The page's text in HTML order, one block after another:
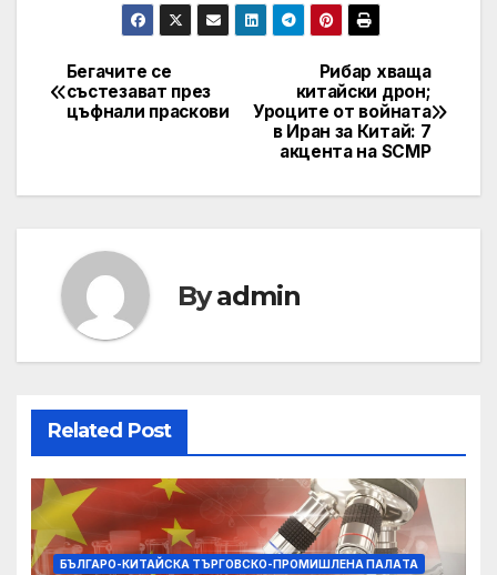
Post
navigation
Рибар хваща
китайски дрон;
Уроците от войната
в Иран за Китай: 7
акцента на SCMP
Бегачите се
състезават през
цъфнали праскови
Byadmin
Related Post
БЪЛГАРО-КИТАЙСКА ТЪРГОВСКО-ПРОМИШЛЕНА ПАЛAТА